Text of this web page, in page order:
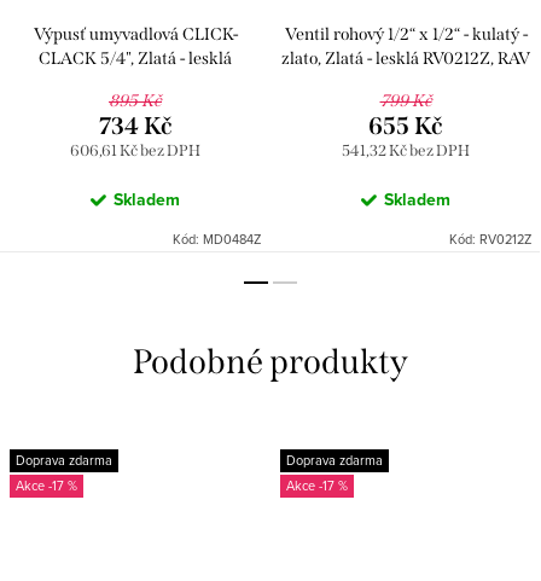
Výpusť umyvadlová CLICK-
CLACK 5/4", Zlatá - lesklá
895 Kč
606,61 Kč bez DPH
734 Kč
Skladem
Kód: MD0484Z
Ventil rohový 1/2“ x 1/2“ - kulatý -
zlato, Zlatá - lesklá RV0212Z, RAV
799 Kč
541,32 Kč bez DPH
655 Kč
Skladem
Kód: RV0212Z
Doprava zdarma
-17 %
Doprava zdarma
-17 %